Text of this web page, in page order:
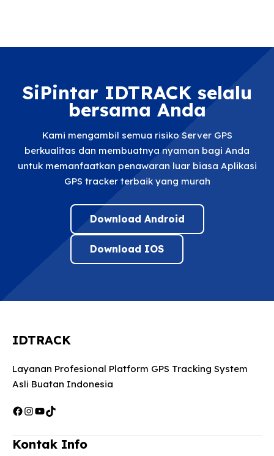
SiPintar IDTRACK selalu
bersama Anda
Kami mengambil semua risiko Server GPS
berkualitas dan membuatnya nyaman bagi Anda
untuk memanfaatkan penawaran luar biasa Aplikasi
GPS tracker terbaik yang murah
Download Android
Download IOS
IDTRACK
Layanan Profesional Platform GPS Tracking System
Asli Buatan Indonesia
Facebook
Instagram
YouTube
TikTok
Kontak Info